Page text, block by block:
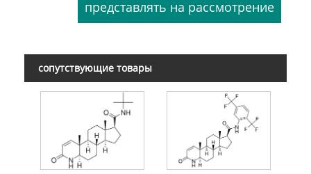
сопутствующие товары